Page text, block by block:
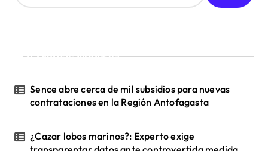
¡Ultimas Noticias!
Sence abre cerca de mil subsidios para nuevas
contrataciones en la Región Antofagasta
¿Cazar lobos marinos?: Experto exige